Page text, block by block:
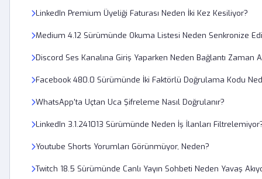
LinkedIn Premium Üyeliği Faturası Neden İki Kez Kesiliyor?
Medium 4.12 Sürümünde Okuma Listesi Neden Senkronize
Discord Ses Kanalına Giriş Yaparken Neden Bağlantı Zaman
Facebook 480.0 Sürümünde İki Faktörlü Doğrulama Kodu
WhatsApp'ta Uçtan Uca Şifreleme Nasıl Doğrulanır?
LinkedIn 3.1.241013 Sürümünde Neden İş İlanları
Youtube Shorts Yorumları Görünmüyor, Neden?
Twitch 18.5 Sürümünde Canlı Yayın Sohbeti Neden Yavaş